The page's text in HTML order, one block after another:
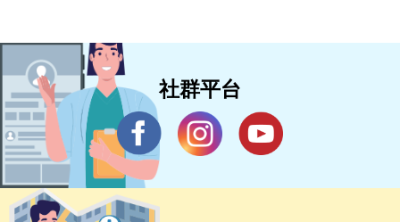
社群平台